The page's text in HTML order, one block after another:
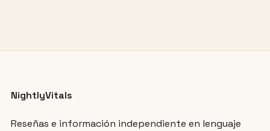
NightlyVitals
Reseñas e información independiente en lenguaje